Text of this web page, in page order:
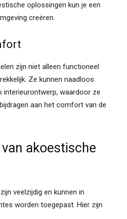
oplossingen kun je een
creëren.
zijn niet alleen functioneel
Ze kunnen naadloos
interieurontwerp, waardoor ze
aan het comfort van de
akoestische
veelzijdig en kunnen in
worden toegepast. Hier zijn